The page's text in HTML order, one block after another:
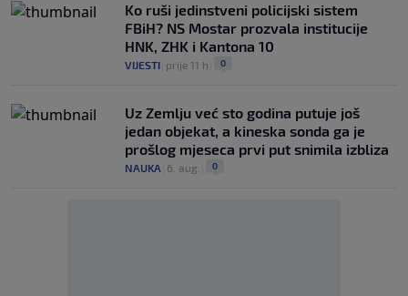
Ko ruši jedinstveni policijski sistem
FBiH? NS Mostar prozvala institucije
HNK, ZHK i Kantona 10
VIJESTI prije 11 h 0
Uz Zemlju već sto godina putuje još
jedan objekat, a kineska sonda ga je
prošlog mjeseca prvi put snimila izbliza
NAUKA 6. aug. 0